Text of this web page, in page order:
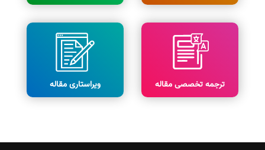
ترجمه تخصصی مقاله ویراستاری مقاله